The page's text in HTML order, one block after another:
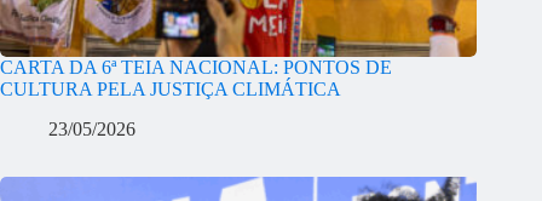
CARTA DA 6ª TEIA NACIONAL: PONTOS DE
CULTURA PELA JUSTIÇA CLIMÁTICA
23/05/2026